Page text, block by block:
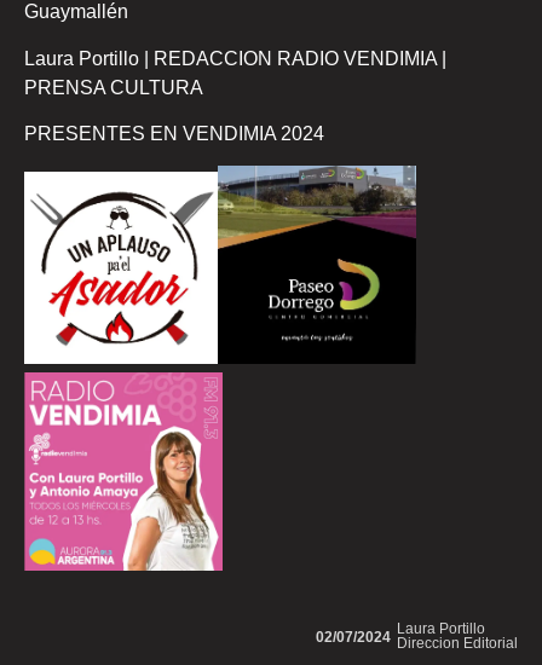
Guaymallén
Laura Portillo | REDACCION RADIO VENDIMIA |
PRENSA CULTURA
PRESENTES EN VENDIMIA 2024
Laura Portillo
Direccion Editorial
02/07/2024